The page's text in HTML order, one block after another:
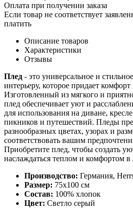
Оплата при получении заказа
Если товар не соответствует
платить
Описание товаров
Характеристики
Отзывы
Плед - это универсальное и
интерьеру, которое придает
Изготовленный из мягкого и
плед обеспечивает уют и
для использования на диване,
пикников и путешествий. Пледы
разнообразных цветах, узорах и
соответствовать вашим
Приобретите плед, чтобы создать
наслаждаться теплом и комфортом в
Производство: Германия,
Размер: 75х100 см
Состав: 100% хлопок
Цвет: Светло серый